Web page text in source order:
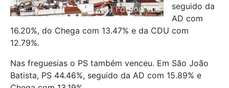
seguido da
AD com
16.20%, do Chega com 13.47% e da CDU com
12.79%.
Nas freguesias o PS também venceu. Em São João
Batista, PS 44.46%, seguido da AD com 15.89% e